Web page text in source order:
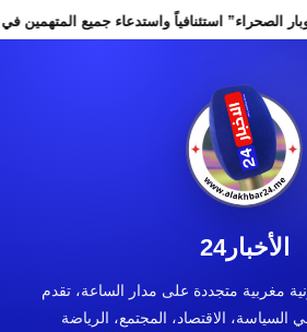
محاكمة “إسكوبار الصحراء” استئنافياً
الأخبار24
مغربية متجددة على مدار الساعة، تقدم
السياسة، الاقتصاد، المجتمع، الرياضة